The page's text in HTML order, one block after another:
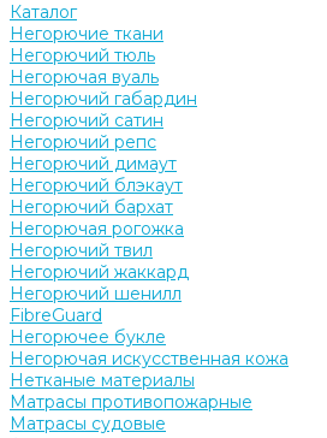
Каталог
Негорючие ткани
Негорючий тюль
Негорючая вуаль
Негорючий габардин
Негорючий сатин
Негорючий репс
Негорючий димаут
Негорючий блэкаут
Негорючий бархат
Негорючая рогожка
Негорючий твил
Негорючий жаккард
Негорючий шенилл
FibreGuard
Негорючее букле
Негорючая искусственная кожа
Нетканые материалы
Матрасы противопожарные
Матрасы судовые